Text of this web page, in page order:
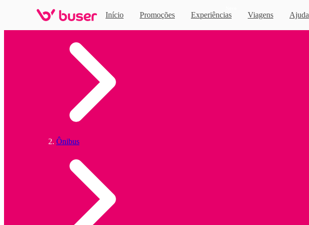
Início Promoções Experiências Viagens Ajuda
Ônibus